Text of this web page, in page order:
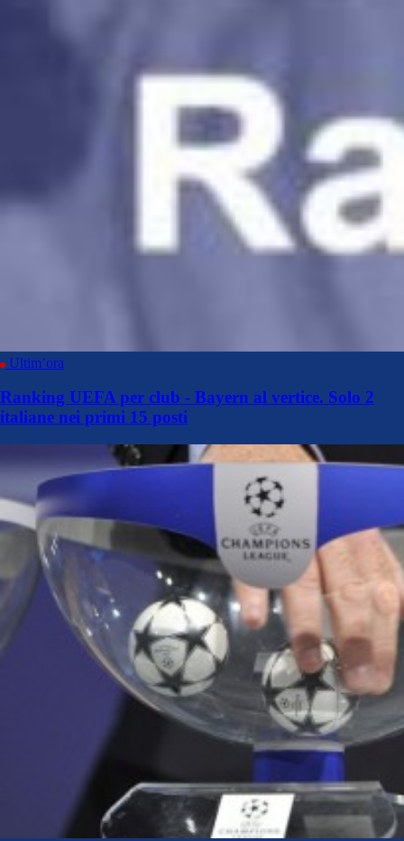
Ultim’ora
Ranking UEFA per club - Bayern al vertice. Solo 2
italiane nei primi 15 posti